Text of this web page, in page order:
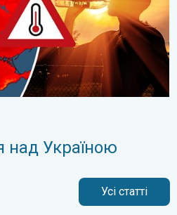
над Україною
Усі статті